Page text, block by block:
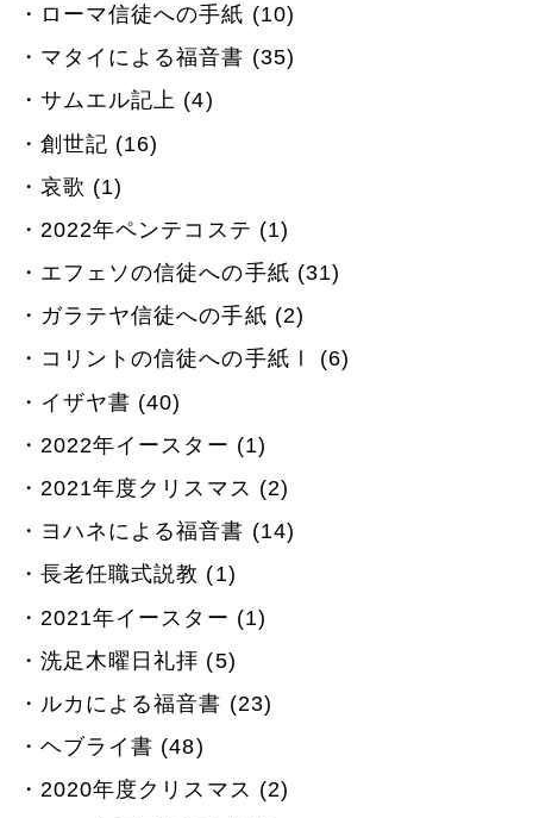
ローマ信徒への手紙 (10)
マタイによる福音書 (35)
サムエル記上 (4)
創世記 (16)
哀歌 (1)
2022年ペンテコステ (1)
エフェソの信徒への手紙 (31)
ガラテヤ信徒への手紙 (2)
コリントの信徒への手紙Ⅰ (6)
イザヤ書 (40)
2022年イースター (1)
2021年度クリスマス (2)
ヨハネによる福音書 (14)
長老任職式説教 (1)
2021年イースター (1)
洗足木曜日礼拝 (5)
ルカによる福音書 (23)
ヘブライ書 (48)
2020年度クリスマス (2)